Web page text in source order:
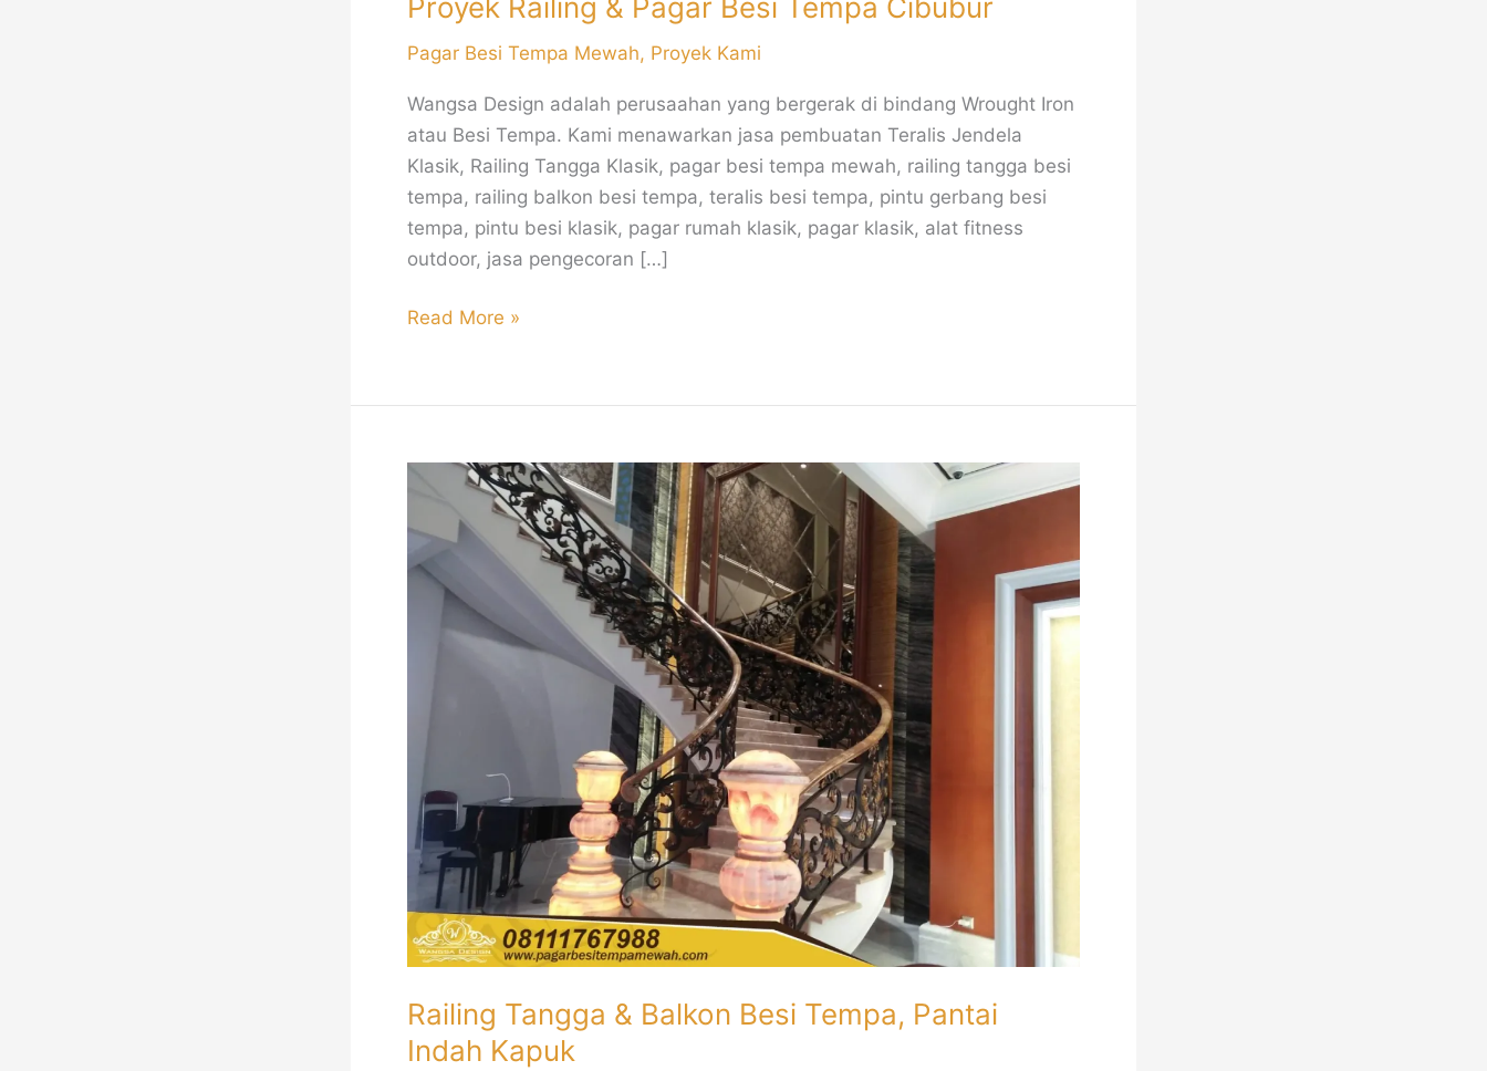
Pagar Besi Tempa Mewah, Proyek Kami
Wangsa Design adalah perusaahan yang bergerak di bindang Wrought Iron
atau Besi Tempa. Kami menawarkan jasa pembuatan Teralis Jendela
Klasik, Railing Tangga Klasik, pagar besi tempa mewah, railing tangga besi
tempa, railing balkon besi tempa, teralis besi tempa, pintu gerbang besi
tempa, pintu besi klasik, pagar rumah klasik, pagar klasik, alat fitness
outdoor, jasa pengecoran […]
Read More »
Railing Tangga & Balkon Besi Tempa, Pantai
Indah Kapuk
Balkon
Tempa,